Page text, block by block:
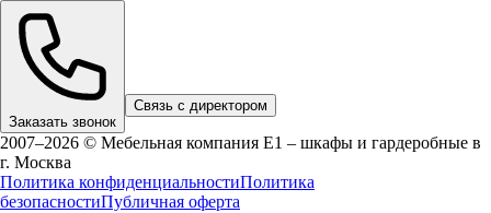
Заказать звонок
Связь с директором
2007–2026 © Мебельная компания Е1 – шкафы и гардеробные в
г. Москва
Политика конфиденциальностиПолитика
безопасностиПубличная оферта